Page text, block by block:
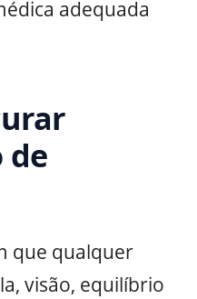
adequada
de
que qualquer
visão, equilíbrio